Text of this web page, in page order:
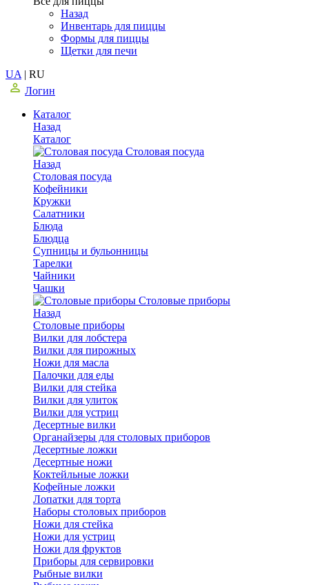
Назад
Инвентарь для пиццы
Формы для пиццы
Щетки для печи
UA | RU
Логин
Каталог
Назад
Каталог
Столовая посуда
Назад
Столовая посуда
Кофейники
Кружки
Салатники
Блюда
Блюдца
Супницы и бульонницы
Тарелки
Чайники
Чашки
Cтоловые приборы
Назад
Cтоловые приборы
Вилки для лобстера
Вилки для пирожных
Ножи для масла
Палочки для еды
Вилки для стейка
Вилки для улиток
Вилки для устриц
Десертные вилки
Органайзеры для столовых приборов
Десертные ложки
Десертные ножи
Коктейльные ложки
Кофейные ложки
Лопатки для торта
Наборы столовых приборов
Ножи для стейка
Ножи для устриц
Ножи для фруктов
Приборы для сервировки
Рыбные вилки